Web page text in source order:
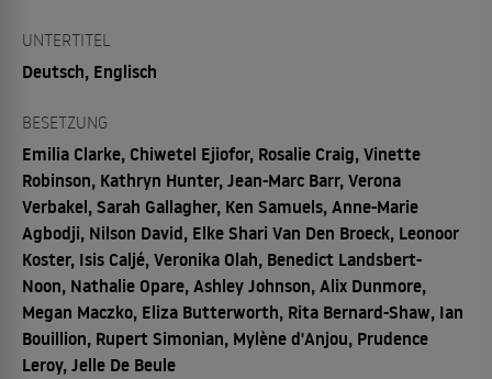
UNTERTITEL
Deutsch, Englisch
BESETZUNG
Emilia Clarke, Chiwetel Ejiofor, Rosalie Craig, Vinette
Robinson, Kathryn Hunter, Jean-Marc Barr, Verona
Verbakel, Sarah Gallagher, Ken Samuels, Anne-Marie
Agbodji, Nilson David, Elke Shari Van Den Broeck, Leonoor
Koster, Isis Caljé, Veronika Olah, Benedict Landsbert-
Noon, Nathalie Opare, Ashley Johnson, Alix Dunmore,
Megan Maczko, Eliza Butterworth, Rita Bernard-Shaw, Ian
Bouillion, Rupert Simonian, Mylène d'Anjou, Prudence
Leroy, Jelle De Beule